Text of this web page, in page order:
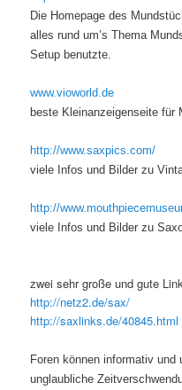
Die Homepage des
alles rund um’s Thema
Setup benutzte.
www.vioworld.de
beste Kleinanzeigenseite für
http://www.saxpics.com/
viele Infos und Bilder zu
http://
viele Infos und Bilder zu
zwei sehr große und gute
http://netz2.de/sax/
http://saxlinks.de/40845.html
Foren können informativ
unglaubliche